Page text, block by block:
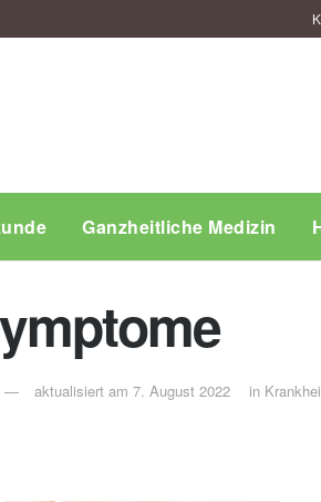
Ganzheitliche Medizin
aktualisiert am 7. August 2022 in